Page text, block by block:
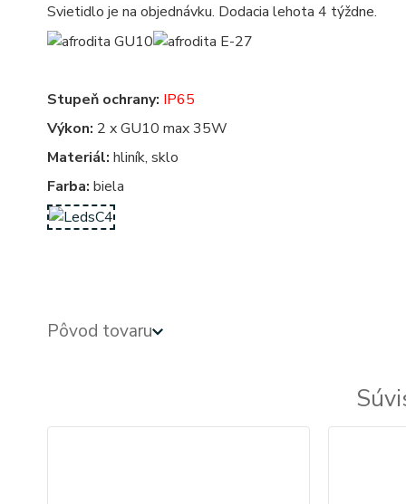
Svietidlo je na objednávku. Dodacia lehota 4 týždne.
Stupeň ochrany: IP65
Výkon: 2 x GU10 max 35W
Materiál: hliník, sklo
Farba: biela
Pôvod tovaru